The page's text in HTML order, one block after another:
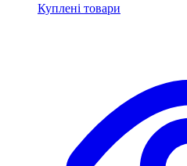
Куплені товари